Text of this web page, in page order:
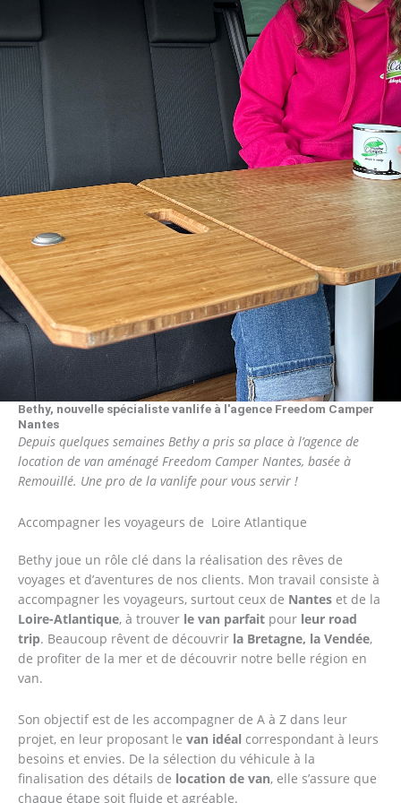
Louer un van a Nantes avec Bethy, notre nouvelle spécialiste
vanlife
Bethy, nouvelle spécialiste vanlife à l'agence Freedom Camper
Nantes
Depuis quelques semaines Bethy a pris sa place à l’agence de
location de van aménagé Freedom Camper Nantes, basée à
Remouillé. Une pro de la vanlife pour vous servir !
Accompagner les voyageurs de Loire Atlantique
Bethy joue un rôle clé dans la réalisation des rêves de
voyages et d’aventures de nos clients. Mon travail consiste à
accompagner les voyageurs, surtout ceux de Nantes et de la
Loire-Atlantique, à trouver le van parfait pour leur road
trip. Beaucoup rêvent de découvrir la Bretagne, la Vendée,
de profiter de la mer et de découvrir notre belle région en
van.
Son objectif est de les accompagner de A à Z dans leur
projet, en leur proposant le van idéal correspondant à leurs
besoins et envies. De la sélection du véhicule à la
finalisation des détails de location de van, elle s’assure que
chaque étape soit fluide et agréable.